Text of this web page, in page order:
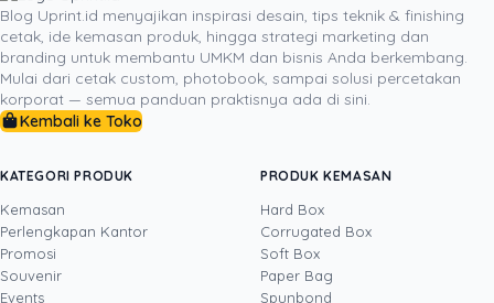
cetakan fisik akan membentuk citra bisnis yang kredibel,
tepercaya, dan siap bersaing di pasar modern. Bila
Anda memerlukan panduan teknis lebih lanjut atau ingin
merealisasikan kebutuhan cetak promosi berkualitas
dengan proses transparan, tim ahli di
bisnis Anda secara praktis dan hemat anggaran.
DITULIS OLEH
Blog Uprint.id menyajikan inspirasi desain, tips teknik & finishing
cetak, ide kemasan produk, hingga strategi marketing dan
branding untuk membantu UMKM dan bisnis Anda berkembang.
Mulai dari cetak custom, photobook, sampai solusi percetakan
korporat — semua panduan praktisnya ada di sini.
Kembali ke Toko
KATEGORI PRODUK
Kemasan
Perlengkapan Kantor
Promosi
Souvenir
Events
PRODUK KEMASAN
Hard Box
Corrugated Box
Soft Box
Paper Bag
Spunbond